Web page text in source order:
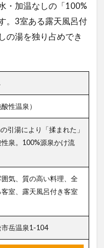
・加温なしの「100%
。3室ある露天風呂付
の湯を独り占めでき
性温泉）
引湯により「揉まれた」
泉。100%源泉かけ流
気、質の高い料理、全
室、露天風呂付き客室
岳温泉1-104